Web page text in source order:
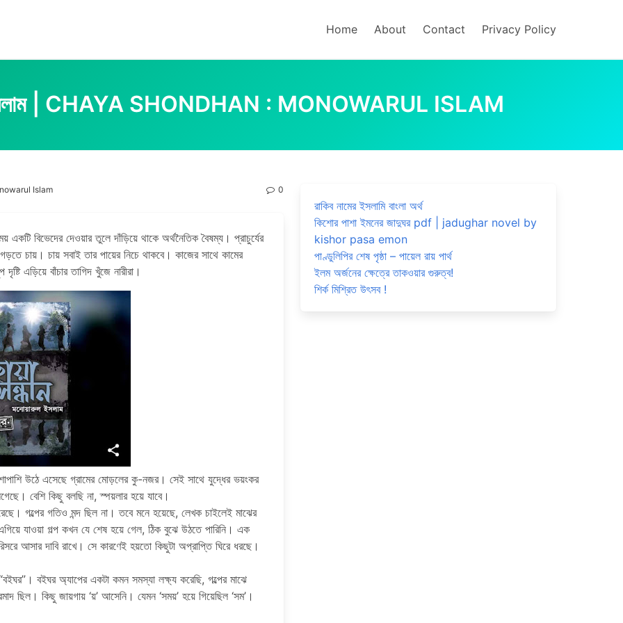
Home About Contact Privacy Policy
ইসলাম | CHAYA SHONDHAN : MONOWARUL ISLAM
Islam 0
বিভেদের দেওয়ার তুলে দাঁড়িয়ে থাকে অর্থনৈতিক বৈষম্য। প্রাচুর্যের
চায়। চায় সবাই তার পায়ের নিচে থাকবে। কাজের সাথে কামের
এড়িয়ে বাঁচার তাগিদ খুঁজে নারীরা।
উঠে এসেছে গ্রামের মোড়লের কু-নজর। সেই সাথে যুদ্ধের ভয়ংকর
বেশি কিছু বলছি না, স্পয়লার হয়ে যাবে।
গল্পের গতিও মন্দ ছিল না। তবে মনে হয়েছে, লেখক চাইলেই মাঝের
যাওয়া গল্প কখন যে শেষ হয়ে গেল, ঠিক বুঝে উঠতে পারিনি। এক
আসার দাবি রাখে। সে কারণেই হয়তো কিছুটা অপ্রাপ্তি ঘিরে ধরছে।
বইঘর অ্যাপের একটা কমন সমস্যা লক্ষ্য করেছি, গল্পের মাঝে
ছিল। কিছু জায়গায় ‘য়’ আসেনি। যেমন ‘সময়’ হয়ে গিয়েছিল ‘সম’।
রাকিব নামের ইসলামি বাংলা অর্থ
কিশোর পাশা ইমনের জাদুঘর pdf | jadughar novel by
kishor pasa emon
পাণ্ডুলিপির শেষ পৃষ্ঠা – পায়েল রায় পার্থ
ইলম অর্জনের ক্ষেত্রে তাকওয়ার গুরুত্ব!
শির্ক মিশ্রিত উৎসব !